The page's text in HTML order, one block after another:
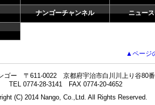
ナンゴーチャンネル ニュー
▲ページ
ゴー 〒611-0022 京都府宇治市白川川上り谷80
TEL 0774-28-3141 FAX 0774-20-4652
(C) 2014 Nango, Co.,Ltd. All Rights Reserved.